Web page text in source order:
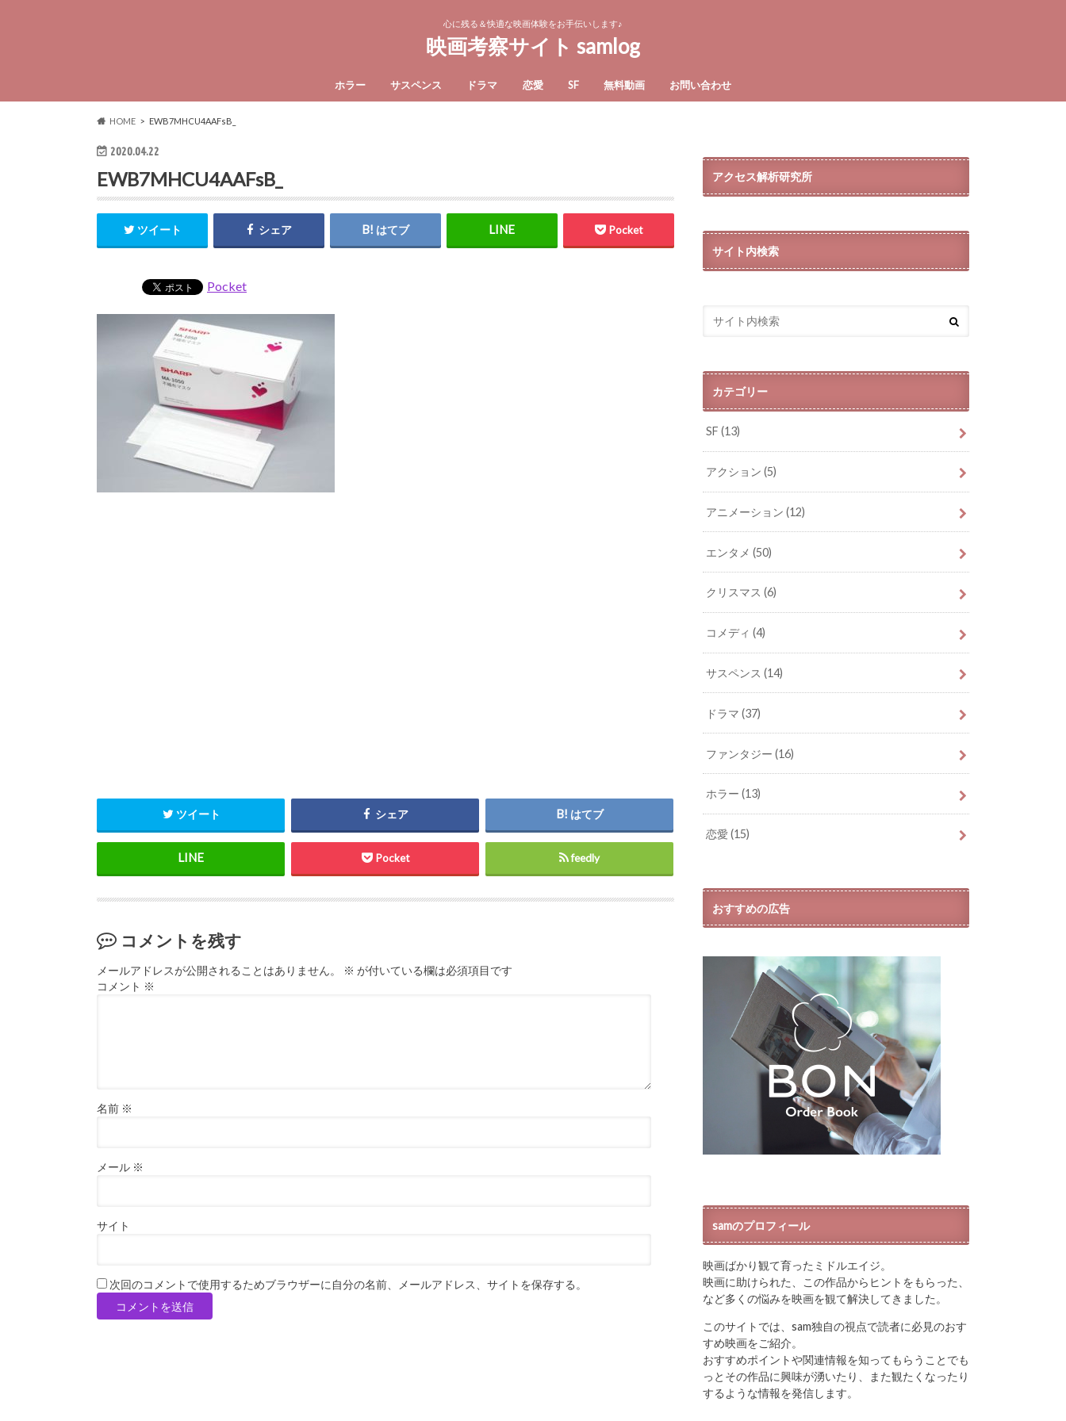
心に残る＆快適な映画体験をお手伝いします♪
映画考察サイト samlog
ホラー サスペンス ドラマ 恋愛 SF 無料動画 お問い合わせ
HOME EWB7MHCU4AAFsB_
2020.04.22
EWB7MHCU4AAFsB_
ツイート シェア はてブ Pocket
Pocket
ツイート シェア はてブ
Pocket feedly
コメントを残す
メールアドレスが公開されることはありません。 ※ が付いている欄は必須項目です
コメント ※
名前 ※
メール ※
サイト
次回のコメントで使用するためブラウザーに自分の名前、メールアドレス、サイトを保存する。
アクセス解析研究所
サイト内検索
カテゴリー
SF(13)
アクション(5)
アニメーション(12)
エンタメ(50)
クリスマス(6)
コメディ(4)
サスペンス(14)
ドラマ(37)
ファンタジー(16)
ホラー(13)
恋愛(15)
おすすめの広告
samのプロフィール
映画ばかり観て育ったミドルエイジ。
映画に助けられた、この作品からヒントをもらった、
など多くの悩みを映画を観て解決してきました。
このサイトでは、sam独自の視点で読者に必見のおす
すめ映画をご紹介。
おすすめポイントや関連情報を知ってもらうことでも
っとその作品に興味が湧いたり、また観たくなったり
するような情報を発信します。